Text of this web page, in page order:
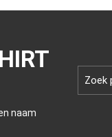
naam